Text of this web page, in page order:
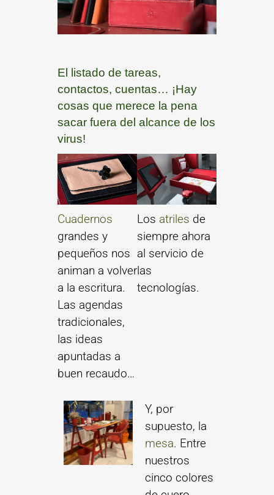
El listado de tareas,
contactos, cuentas… ¡Hay
cosas que merece la pena
sacar fuera del alcance de los
virus!
Cuadernos
grandes y
pequeños nos
animan a volver
a la escritura.
Las agendas
tradicionales,
las ideas
apuntadas a
buen recaudo…
Los atriles de
siempre ahora
al servicio de
las
tecnologías.
Y, por
supuesto, la
mesa. Entre
nuestros
cinco colores